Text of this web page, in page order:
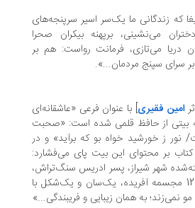
ما یک‌سر اسیر سرپنجه‌های
برپهنه بیکران صحرا
می‌تازی، فرمانت رواست: هم بر
سپنج مردمان...».
فقیری ] با عنوان فرعی «عاشقانه‌ای
از حافظ قلمی شده است: «صحبت
خواه بو که برآید» و در
بر محتوای این بیت پای می‌فشارد:
شیراز، پسر ادریس سنگ‌تراش،
را دیده باشد 12 مجسمه آفریده، یک‌سان و یک‌شکل با
به همان زیبایی و فریبندگی...»